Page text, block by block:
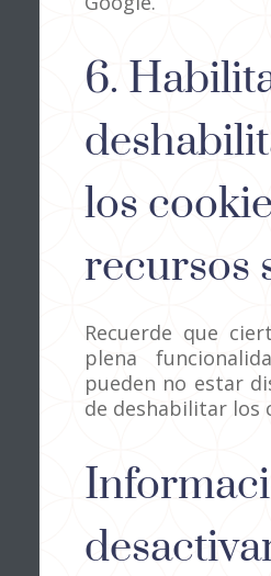
6.
los
recursos
Recuerde que
plena
pueden no estar
de deshabilitar los